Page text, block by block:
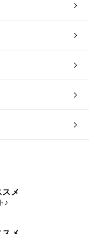
スメ
♪